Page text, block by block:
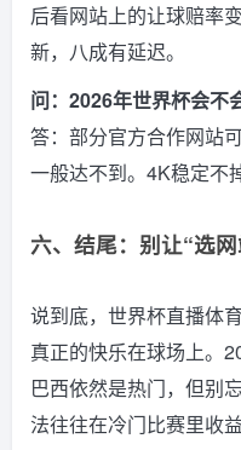
后看网站上的让球赔率
新，八成有延迟。
问：2026年世界杯会不
答：部分官方合作网站
一般达不到。4K稳定不
六、结尾：别让“选
说到底，世界杯直播体
真正的快乐在球场上。
巴西依然是热门，但
法往往在冷门比赛里收